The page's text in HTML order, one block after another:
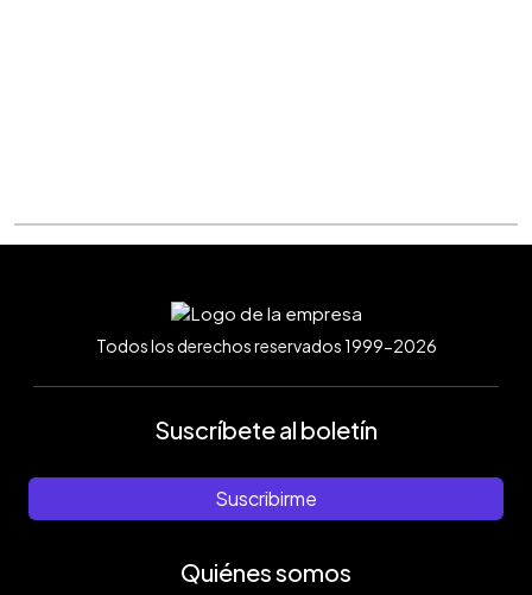
Todos los derechos reservados 1999-2026
Suscríbete al boletín
Suscribirme
Quiénes somos